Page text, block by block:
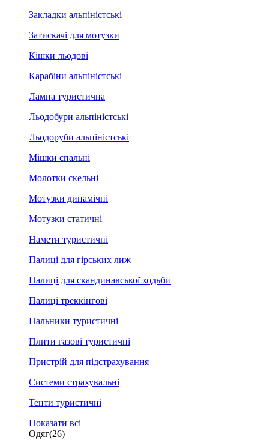
Закладки альпіністські
Затискачі для мотузки
Кішки льодові
Карабіни альпіністські
Лампа туристична
Льодобури альпіністські
Льодоруби альпіністські
Мішки спальні
Молотки скельні
Мотузки динамічні
Мотузки статичні
Намети туристичні
Палиці для гірських лиж
Палиці для скандинавської ходьби
Палиці треккінгові
Пальники туристичні
Плити газові туристичні
Пристрій для підстрахування
Системи страхувальні
Тенти туристичні
Показати всі
Одяг(26)